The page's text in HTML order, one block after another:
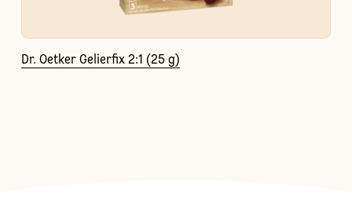
Dr. Oetker Gelierfix 2:1 (25 g)